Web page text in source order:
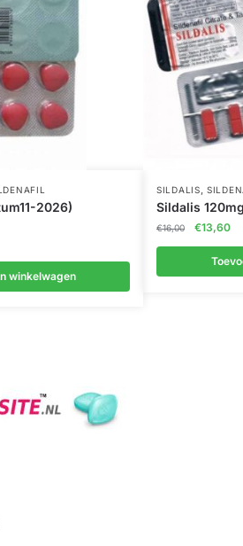
2026)
winkelwagen
SILDALIS,
Sildalis
€16,00
prijs
was:
€16,00.
€13,60
is: